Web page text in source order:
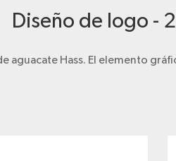
Diseño de logo -
aguacate Hass. El elemento